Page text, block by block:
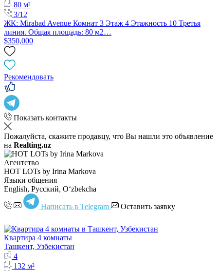
80 м²
3/12
ЖК: Mirabаd Avenue Комнат 3 Этаж 4 Этажность 10 Третья
линия. Общая площадь: 80 м2…
$350,000
Рекомендовать
Показать контакты
Пожалуйста, скажите продавцу, что Вы нашли это объявление
на Realting.uz
Агентство
HOT LOTs by Irina Markova
Языки общения
English, Русский, Oʻzbekcha
Написать в Telegram Оставить заявку
Квартира 4 комнаты
Ташкент, Узбекистан
4
132 м²